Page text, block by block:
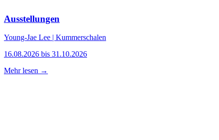
Ausstellungen
Young-Jae Lee | Kummerschalen
16.08.2026 bis 31.10.2026
Mehr lesen →